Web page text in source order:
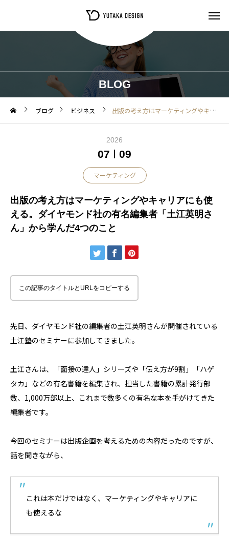
BLOG
ブログ ビジネス 出版の考え方はマーケティングやキャリアにも使える。ダイヤモンド社の有名編集者「土江英明さん」から学んだ4つのこと
2026
07 09
マーケティング
出版の考え方はマーケティングやキャリアにも使
える。ダイヤモンド社の有名編集者「土江英明さ
ん」から学んだ4つのこと
この記事のタイトルとURLをコピーする
先日、ダイヤモンド社の編集者の土江英明さんが開催されている
土江塾のセミナーに参加してきました。
土江さんは、「面接の達人」シリーズや「伝え方が9割」「ハゲ
タカ」などの有名書籍を編集され、担当した書籍の累計発行部
数、1,000万部以上、これまで数多くの有名な本を手がけてきた
編集者です。
今回のセミナーは出版企画を考えるための内容だったのですが、
話を聞きながら、
これは本だけではなく、マーケティングやキャリアに
も使えるな